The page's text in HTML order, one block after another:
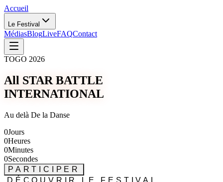
Accueil
Le Festival
MédiasBlogLiveFAQContact
TOGO 2026
All STAR BATTLE
INTERNATIONAL
Au delà De la Danse
0Jours
0Heures
0Minutes
0Secondes
PARTICIPER
DÉCOUVRIR LE FESTIVAL